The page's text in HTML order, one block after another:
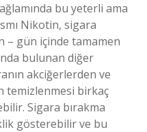
bu yeterli ama
Nikotin, sigara
– gün içinde tamamen
bulunan diğer
akciğerlerden ve
temizlenmesi birkaç
Sigara bırakma
gösterebilir ve bu